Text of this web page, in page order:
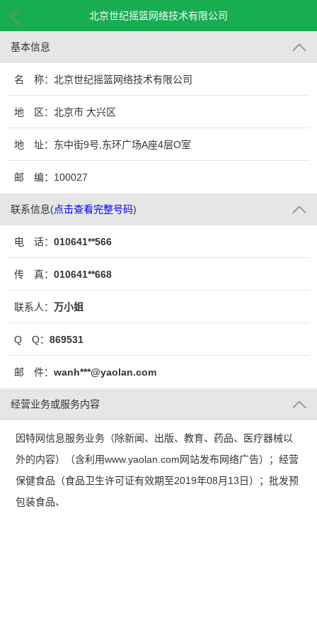
北京世纪摇篮网络技术有限公司
基本信息
名 称：北京世纪摇篮网络技术有限公司
地 区：北京市 大兴区
地 址：东中街9号,东环广场A座4层O室
邮 编：100027
联系信息(点击查看完整号码)
电 话： 010641**566
传 真： 010641**668
联系人： 万小姐
Q Q： 869531
邮 件： wanh***@yaolan.com
经营业务或服务内容
因特网信息服务业务（除新闻、出版、教育、药品、医疗器械以
外的内容）（含利用www.yaolan.com网站发布网络广告）；经营
保健食品（食品卫生许可证有效期至2019年08月13日）；批发预
包装食品、